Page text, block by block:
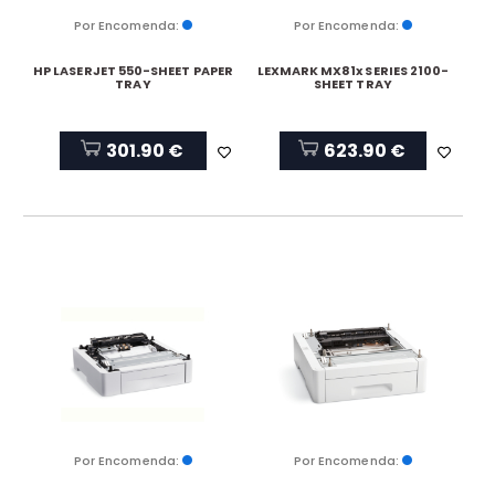
Por Encomenda:
HP LASERJET 550-SHEET PAPER
TRAY
301.90 €
Por Encomenda:
LEXMARK MX81x SERIES 2100-
SHEET TRAY
623.90 €
Por Encomenda: Por Encomenda: